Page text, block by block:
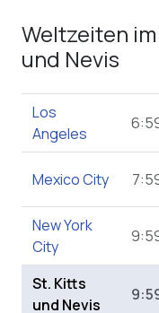
Weltzeiten
und Nevis
Los
Angeles
Mexico City
New York
City
St. Kitts
und Nevis